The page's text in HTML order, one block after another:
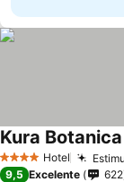
4 EstrellasHotel
Kura
9,5 Excelente 622